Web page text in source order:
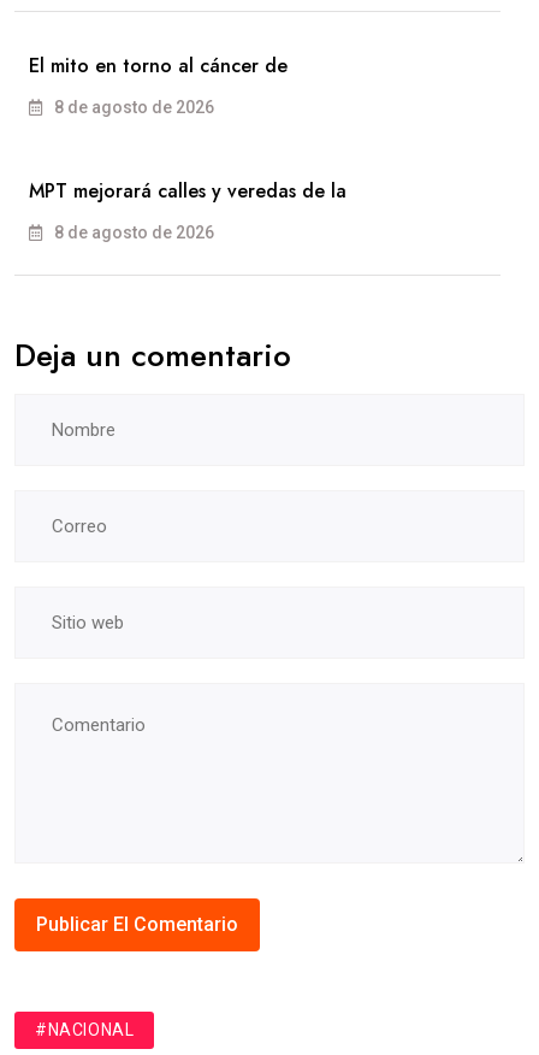
El mito en torno al cáncer de
8 de agosto de 2026
MPT mejorará calles y veredas de la
8 de agosto de 2026
Deja un comentario
#NACIONAL